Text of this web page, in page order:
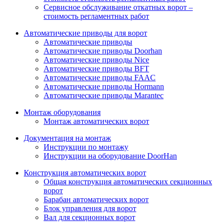
Сервисное обслуживание откатных ворот –
стоимость регламентных работ
Автоматические приводы для ворот
Автоматические приводы
Автоматические приводы Doorhan
Автоматические приводы Nice
Автоматические приводы BFT
Автоматические приводы FAAC
Автоматические приводы Hormann
Автоматические приводы Marantec
Монтаж оборудования
Монтаж автоматических ворот
Документация на монтаж
Инструкции по монтажу
Инструкции на оборудование DoorHan
Конструкция автоматических ворот
Общая конструкция автоматических секционных
ворот
Барабан автоматических ворот
Блок управления для ворот
Вал для секционных ворот